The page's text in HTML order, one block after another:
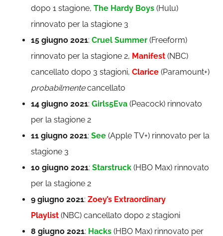
dopo 1 stagione,The Hardy Boys (Hulu)
rinnovato per la stagione 3
15 giugno 2021:Cruel Summer (Freeform)
rinnovato per la stagione 2, Manifest (NBC)
cancellato dopo 3 stagioni,Clarice (Paramount+)
probabilmentecancellato
14 giugno 2021:Girls5Eva (Peacock) rinnovato
per la stagione 2
11 giugno 2021:See (Apple TV+) rinnovato per la
stagione 3
10 giugno 2021:Starstruck (HBO Max) rinnovato
per la stagione 2
9 giugno 2021:Zoey’s Extraordinary
Playlist (NBC) cancellato dopo 2 stagioni
8 giugno 2021: Hacks (HBO Max) rinnovato per